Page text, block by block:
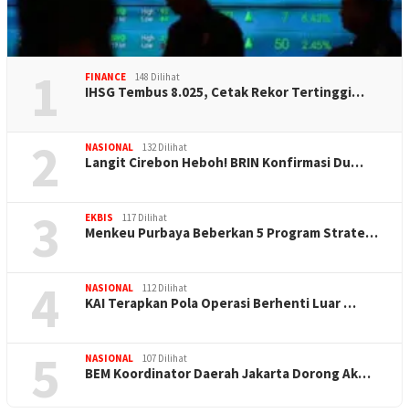
1 FINANCE 148 Dilihat
IHSG Tembus 8.025, Cetak Rekor Tertinggi…
2 NASIONAL 132 Dilihat
Langit Cirebon Heboh! BRIN Konfirmasi Du…
3 EKBIS 117 Dilihat
Menkeu Purbaya Beberkan 5 Program Strate…
4 NASIONAL 112 Dilihat
KAI Terapkan Pola Operasi Berhenti Luar …
5 NASIONAL 107 Dilihat
BEM Koordinator Daerah Jakarta Dorong Ak…